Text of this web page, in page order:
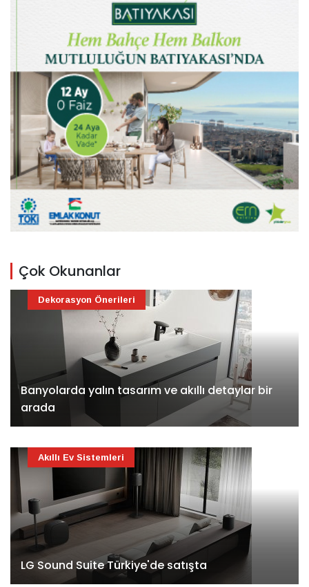
Çok Okunanlar
Banyolarda yalın tasarım ve akıllı detaylar bir
arada
Dekorasyon Önerileri
LG Sound Suite Türkiye'de satışta
Akıllı Ev Sistemleri